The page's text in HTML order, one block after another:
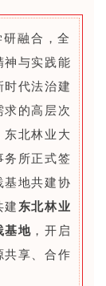
融合，全
神与实践能
时代法治建
求的高层次
东北林业大
务所正式签
基地共建协
建 东北林业
基地 ，开启
共享、合作